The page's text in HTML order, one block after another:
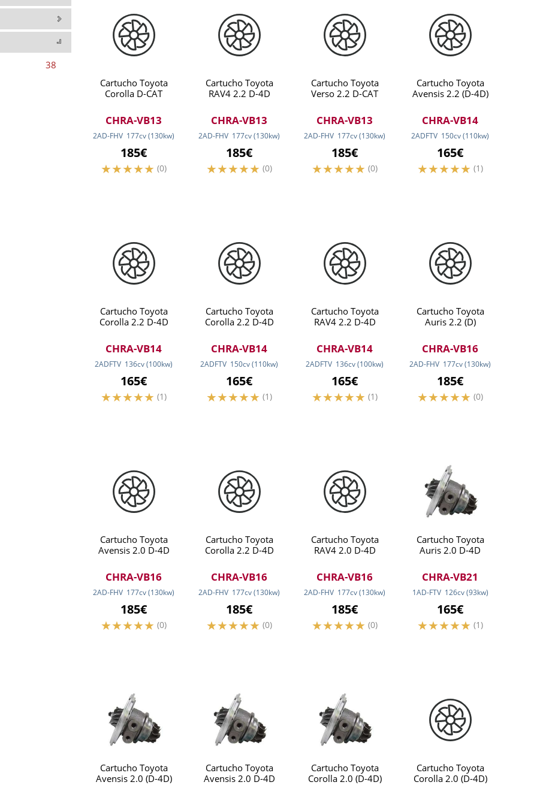
38
Cartucho Toyota
Corolla D-CAT
CHRA-VB13
2AD-FHV 177cv(130kw)
185€
(0)
Cartucho Toyota
RAV4 2.2 D-4D
CHRA-VB13
2AD-FHV 177cv(130kw)
185€
(0)
Cartucho Toyota
Verso 2.2 D-CAT
CHRA-VB13
2AD-FHV 177cv(130kw)
185€
(0)
Cartucho Toyota
Avensis 2.2 (D-4D)
CHRA-VB14
2ADFTV 150cv(110kw)
165€
(1)
Cartucho Toyota
Corolla 2.2 D-4D
CHRA-VB14
2ADFTV 136cv(100kw)
165€
(1)
Cartucho Toyota
Corolla 2.2 D-4D
CHRA-VB14
2ADFTV 150cv(110kw)
165€
(1)
Cartucho Toyota
RAV4 2.2 D-4D
CHRA-VB14
2ADFTV 136cv(100kw)
165€
(1)
Cartucho Toyota
Auris 2.2 (D)
CHRA-VB16
2AD-FHV 177cv(130kw)
185€
(0)
Cartucho Toyota
Avensis 2.0 D-4D
CHRA-VB16
2AD-FHV 177cv(130kw)
185€
(0)
Cartucho Toyota
Corolla 2.2 D-4D
CHRA-VB16
2AD-FHV 177cv(130kw)
185€
(0)
Cartucho Toyota
RAV4 2.0 D-4D
CHRA-VB16
2AD-FHV 177cv(130kw)
185€
(0)
Cartucho Toyota
Auris 2.0 D-4D
CHRA-VB21
1AD-FTV 126cv (93kw)
165€
(1)
Cartucho Toyota
Avensis 2.0 (D-4D)
Cartucho Toyota
Avensis 2.0 D-4D
Cartucho Toyota
Corolla 2.0 (D-4D)
Cartucho Toyota
Corolla 2.0 (D-4D)